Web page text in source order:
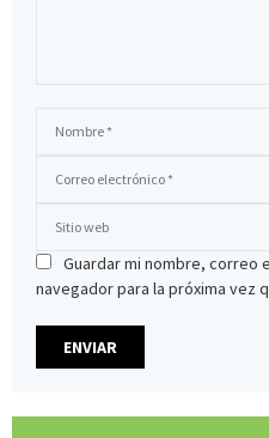
Guardar mi nombre, correo
navegador para la próxima vez